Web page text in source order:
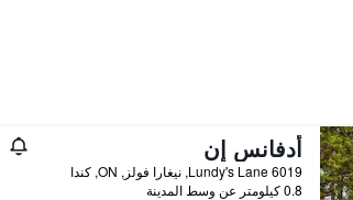
أدفانس إن
6019 Lundy's Lane, نيغارا فولز, ON, كندا
0.8 كيلومتر عن وسط المدينة